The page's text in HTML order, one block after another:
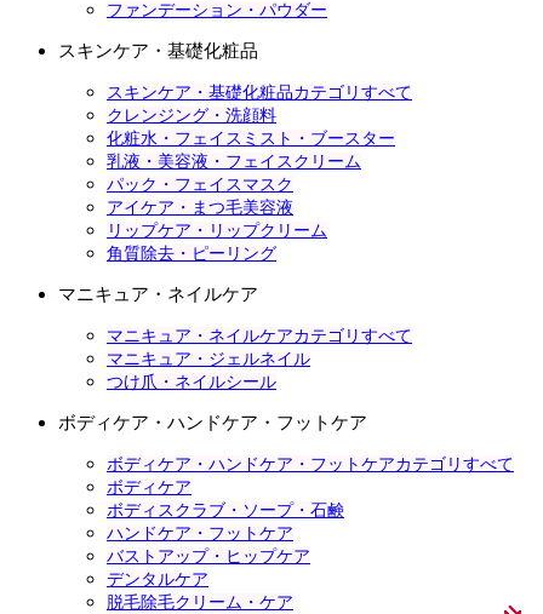
ファンデーション・パウダー
スキンケア・基礎化粧品
スキンケア・基礎化粧品カテゴリすべて
クレンジング・洗顔料
化粧水・フェイスミスト・ブースター
乳液・美容液・フェイスクリーム
パック・フェイスマスク
アイケア・まつ毛美容液
リップケア・リップクリーム
角質除去・ピーリング
マニキュア・ネイルケア
マニキュア・ネイルケアカテゴリすべて
マニキュア・ジェルネイル
つけ爪・ネイルシール
ボディケア・ハンドケア・フットケア
ボディケア・ハンドケア・フットケアカテゴリすべて
ボディケア
ボディスクラブ・ソープ・石鹸
ハンドケア・フットケア
バストアップ・ヒップケア
デンタルケア
脱毛除毛クリーム・ケア